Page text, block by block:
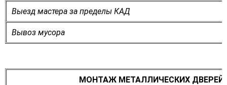
Выезд мастера за пределы КАД
Вывоз мусора
МОНТАЖ МЕТАЛЛИЧЕСКИХ ДВЕРЕЙ